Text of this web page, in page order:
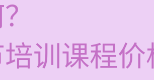
训课程